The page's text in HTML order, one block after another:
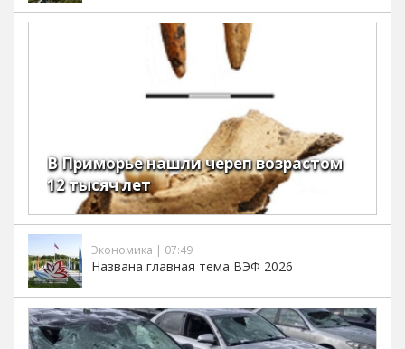
В Приморье нашли череп возрастом
12 тысяч лет
Экономика | 07:49
Названа главная тема ВЭФ 2026